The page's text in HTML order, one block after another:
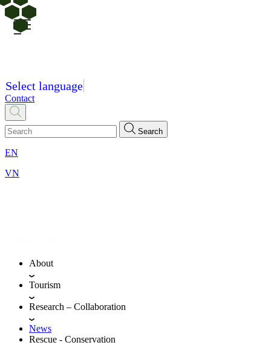
Select language
Contact
Search
EN
VN
About
Tourism
Research – Collaboration
News
Rescue - Conservation